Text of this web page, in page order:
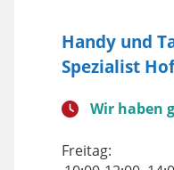
Handy und
Spezialist Hof
Wir haben
Freitag: